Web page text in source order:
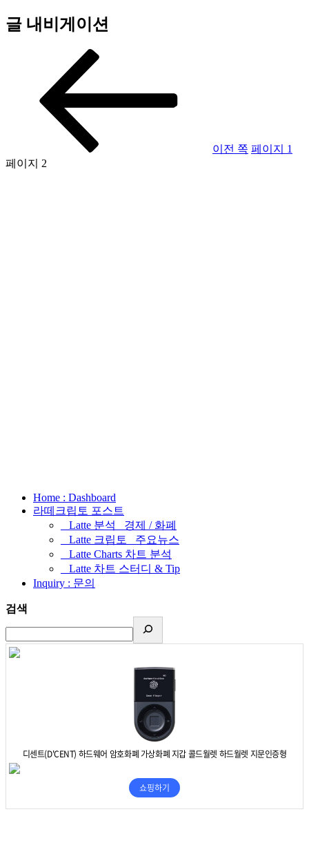
글 내비게이션
이전 쪽 페이지 1
페이지 2
Home : Dashboard
라떼크립토 포스트
_ Latte 분석 _경제 / 화폐
_ Latte 크립토 _주요뉴스
_ Latte Charts 차트 분석
_ Latte 차트 스터디 & Tip
Inquiry : 문의
검색